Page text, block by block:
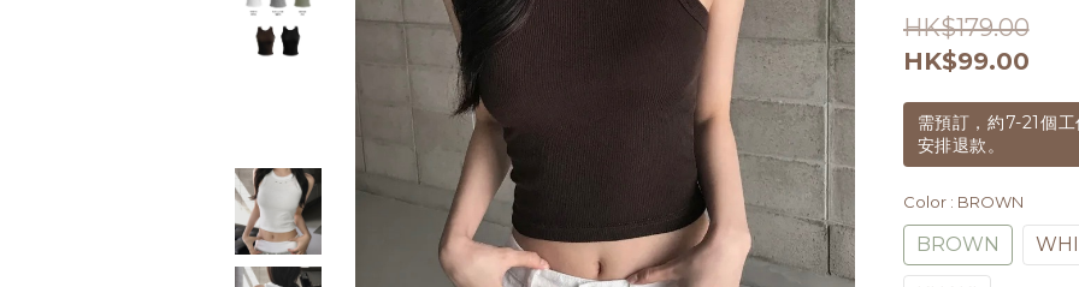
HK$179.00
HK$99.00
需預訂，約7-21個
安排退款。
Color : BROWN
BROWN